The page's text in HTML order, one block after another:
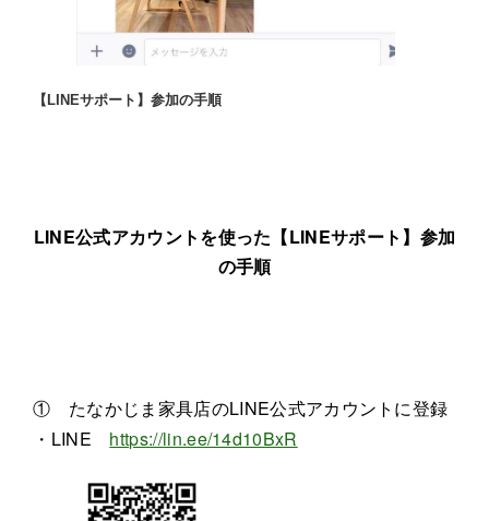
【LINEサポート】参加の手順
LINE公式アカウントを使った【LINEサポート】参加
の手順
① たなかじま家具店のLINE公式アカウントに登録
・LINE https://lin.ee/14d10BxR